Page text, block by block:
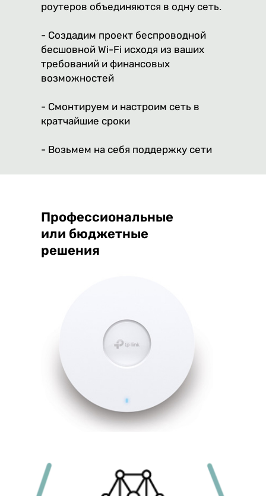
роутеров объединяются в одну сеть.
- Создадим проект беспроводной
бесшовной Wi-Fi исходя из ваших
требований и финансовых
возможностей
- Смонтируем и настроим сеть в
кратчайшие сроки
- Возьмем на себя поддержку сети
Профессиональные
или бюджетные
решения